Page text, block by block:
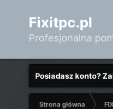
Fixitpc.pl
Profesjonalna
Posiadasz konto?
Strona główna